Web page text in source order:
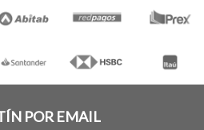
POR EMAIL